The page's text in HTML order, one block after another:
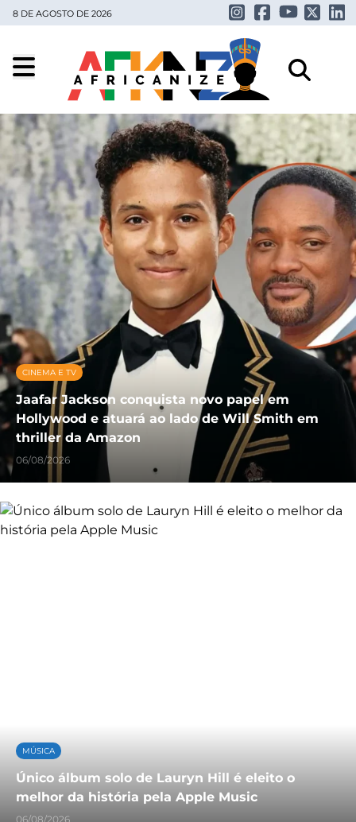
8 DE AGOSTO DE 2026
CINEMA E TV
Jaafar Jackson conquista novo papel em
Hollywood e atuará ao lado de Will Smith em
thriller da Amazon
06/08/2026
MÚSICA
Único álbum solo de Lauryn Hill é eleito o
melhor da história pela Apple Music
06/08/2026